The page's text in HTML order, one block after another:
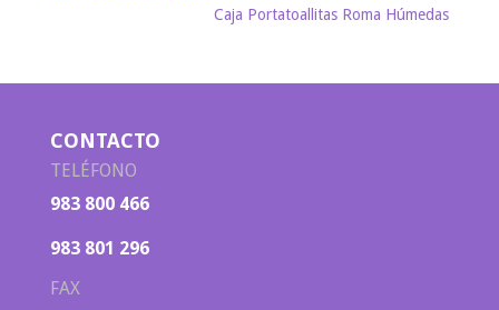
Caja Portatoallitas Roma Húmedas
CONTACTO
TELÉFONO
983 800 466
983 801 296
FAX